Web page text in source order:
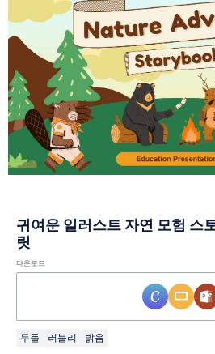
귀여운 일러스트 자연 모험 스
릿
다운로드
두들 러블리 밝음